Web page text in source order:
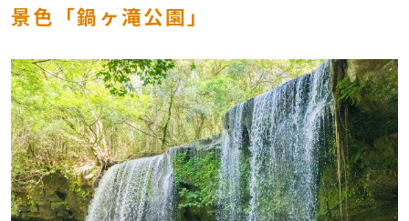
景色「鍋ヶ滝公園」